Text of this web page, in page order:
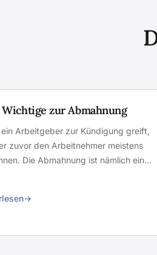
Wichtige zur Abmahnung
Arbeitgeber zur Kündigung greift,
zuvor den Arbeitnehmer meistens
Die Abmahnung ist nämlich ein…